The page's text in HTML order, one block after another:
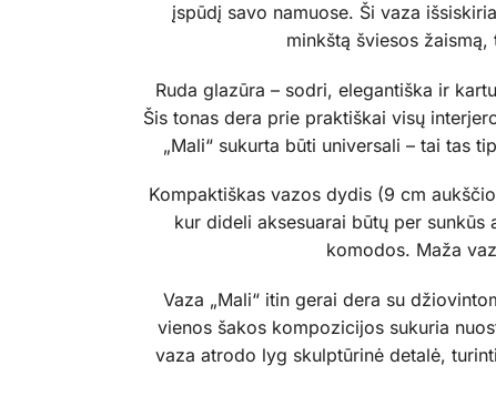
įspūdį savo namuose. Ši vaza
minkštą šviesos
Ruda glazūra – sodri, elegantiška ir
Šis tonas dera prie praktiškai visų
„Mali“ sukurta būti universali – tai tas
Kompaktiškas vazos dydis (9 cm
kur dideli aksesuarai būtų per
komodos. Maža
Vaza „Mali“ itin gerai dera su
vienos šakos kompozicijos sukuria
vaza atrodo lyg skulptūrinė detalė,